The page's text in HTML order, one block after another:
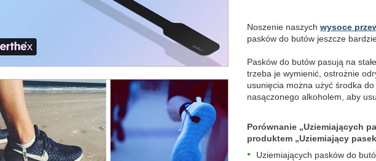
Noszenie naszych wysoce
pasków do butów jeszcze
Pasków do butów pasują na
trzeba je wymienić, ostrożnie
usunięcia można użyć środka
nasączonego alkoholem, aby
Porównanie „Uziemiających
produktem „Uziemiający
Uziemiających pasków do